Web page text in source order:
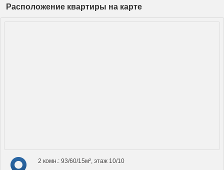
Расположение квартиры на карте
2 комн.: 93/60/15м², этаж 10/10